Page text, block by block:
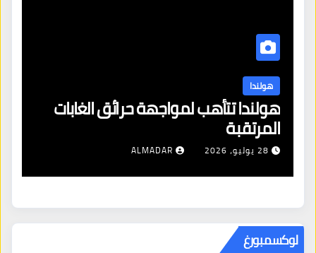
هولندا
هولندا تتأهب لمواجهة حرائق الغابات
المرتقبة
28 يوليو، 2026 ALMADAR
لوكسمبورغ